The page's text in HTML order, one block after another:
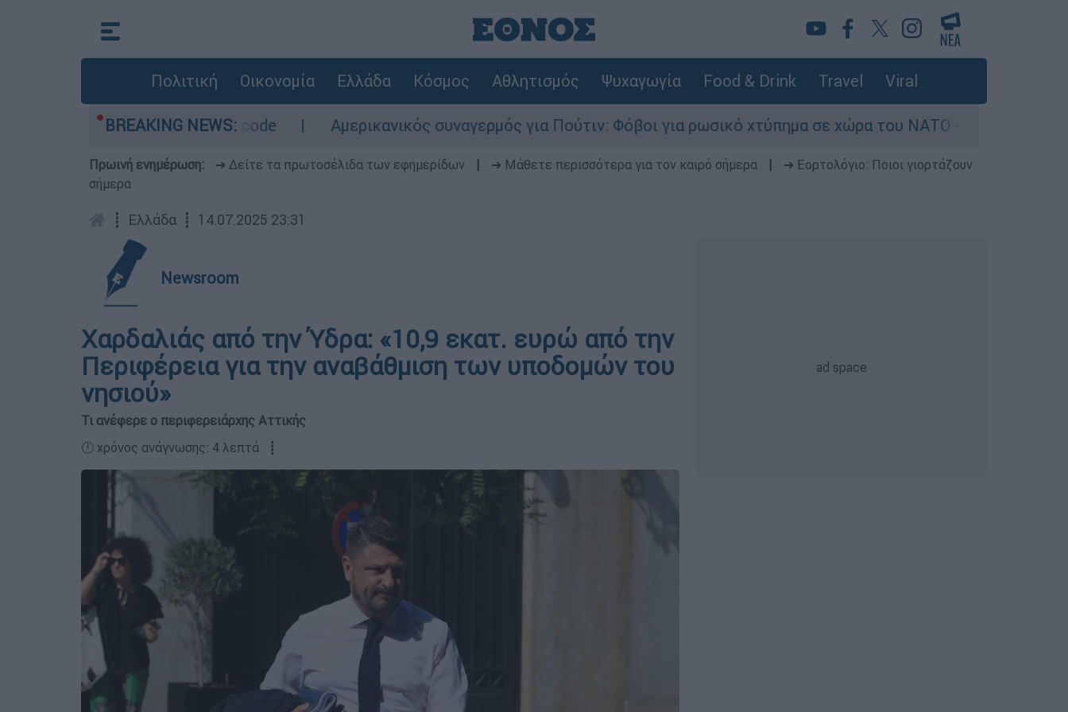
Πολιτική Οικονομία Ελλάδα Κόσμος Αθλητισμός Ψυχαγωγία Food & Drink Travel Viral
BREAKING NEWS:
περιοχές σε red code Αμερικανικός συναγερμός για Πούτιν: Φόβοι για ρωσικό χτύπημα σε χώρα του ΝΑΤΟ - Τα βασικά σενάρια έως το
Πρωινή ενημέρωση: ➔ Δείτε τα πρωτοσέλιδα των εφημερίδων ➔ Μάθετε περισσότερα για τον καιρό σήμερα
➔ Εορτολόγιο: Ποιοι γιορτάζουν
σήμερα
┋ Ελλάδα ┋ 14.07.2025 23:31
Newsroom
Χαρδαλιάς από την Ύδρα: «10,9 εκατ. ευρώ από την
Περιφέρεια για την αναβάθμιση των υποδομών του
νησιού»
Τι ανέφερε ο περιφερειάρχης Αττικής
🕛 χρόνος ανάγνωσης: 4 λεπτά ┋